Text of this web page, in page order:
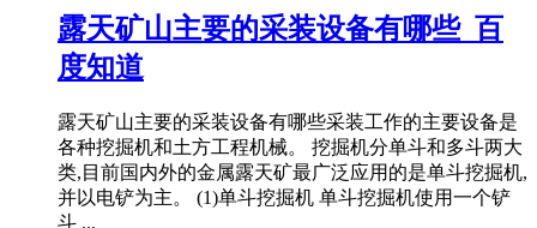
露天矿山主要的采装设备有哪些_百
度知道
露天矿山主要的采装设备有哪些采装工作的主要设备是
各种挖掘机和土方工程机械。 挖掘机分单斗和多斗两大
类,目前国内外的金属露天矿最广泛应用的是单斗挖掘机,
并以电铲为主。 (1)单斗挖掘机 单斗挖掘机使用一个铲
斗 ...